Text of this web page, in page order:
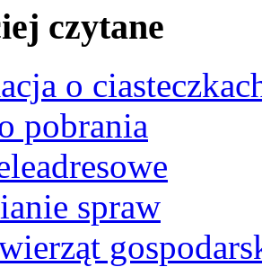
czytane
o
pobrania
spraw